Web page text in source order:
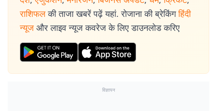
राशिफल की ताजा खबरें पढ़ें यहां. रोजाना की ब्रेकिंग हिंदी
न्यूज और लाइव न्यूज कवरेज के लिए डाउनलोड करिए
विज्ञापन